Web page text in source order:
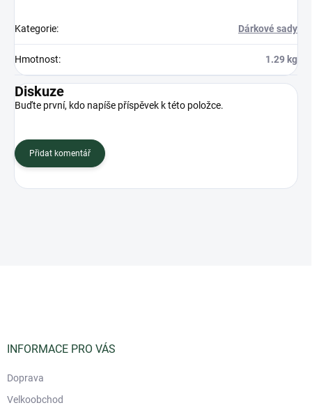
Kategorie: Dárkové sady
Hmotnost: 1.29 kg
Diskuze
Buďte první, kdo napíše příspěvek k této položce.
Přidat komentář
INFORMACE PRO VÁS
Doprava
Velkoobchod